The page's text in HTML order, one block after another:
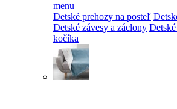
menu
Detské prehozy na posteľ
Detské závesy a záclony
kočíka